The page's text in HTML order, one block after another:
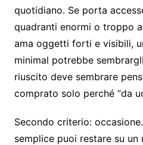
quotidiano. Se porta
quadranti enormi o troppo
ama oggetti forti e visibili,
minimal potrebbe
riuscito deve sembrare
comprato solo perché “da
Secondo criterio:
semplice puoi restare su